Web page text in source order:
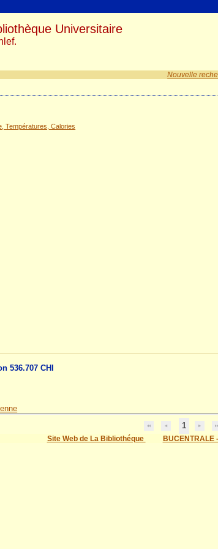
Nouvelle
Températures, Calories
536.707 CHI
1
Site Web de La Bibliothéque BUCENTRALE
Universitaire